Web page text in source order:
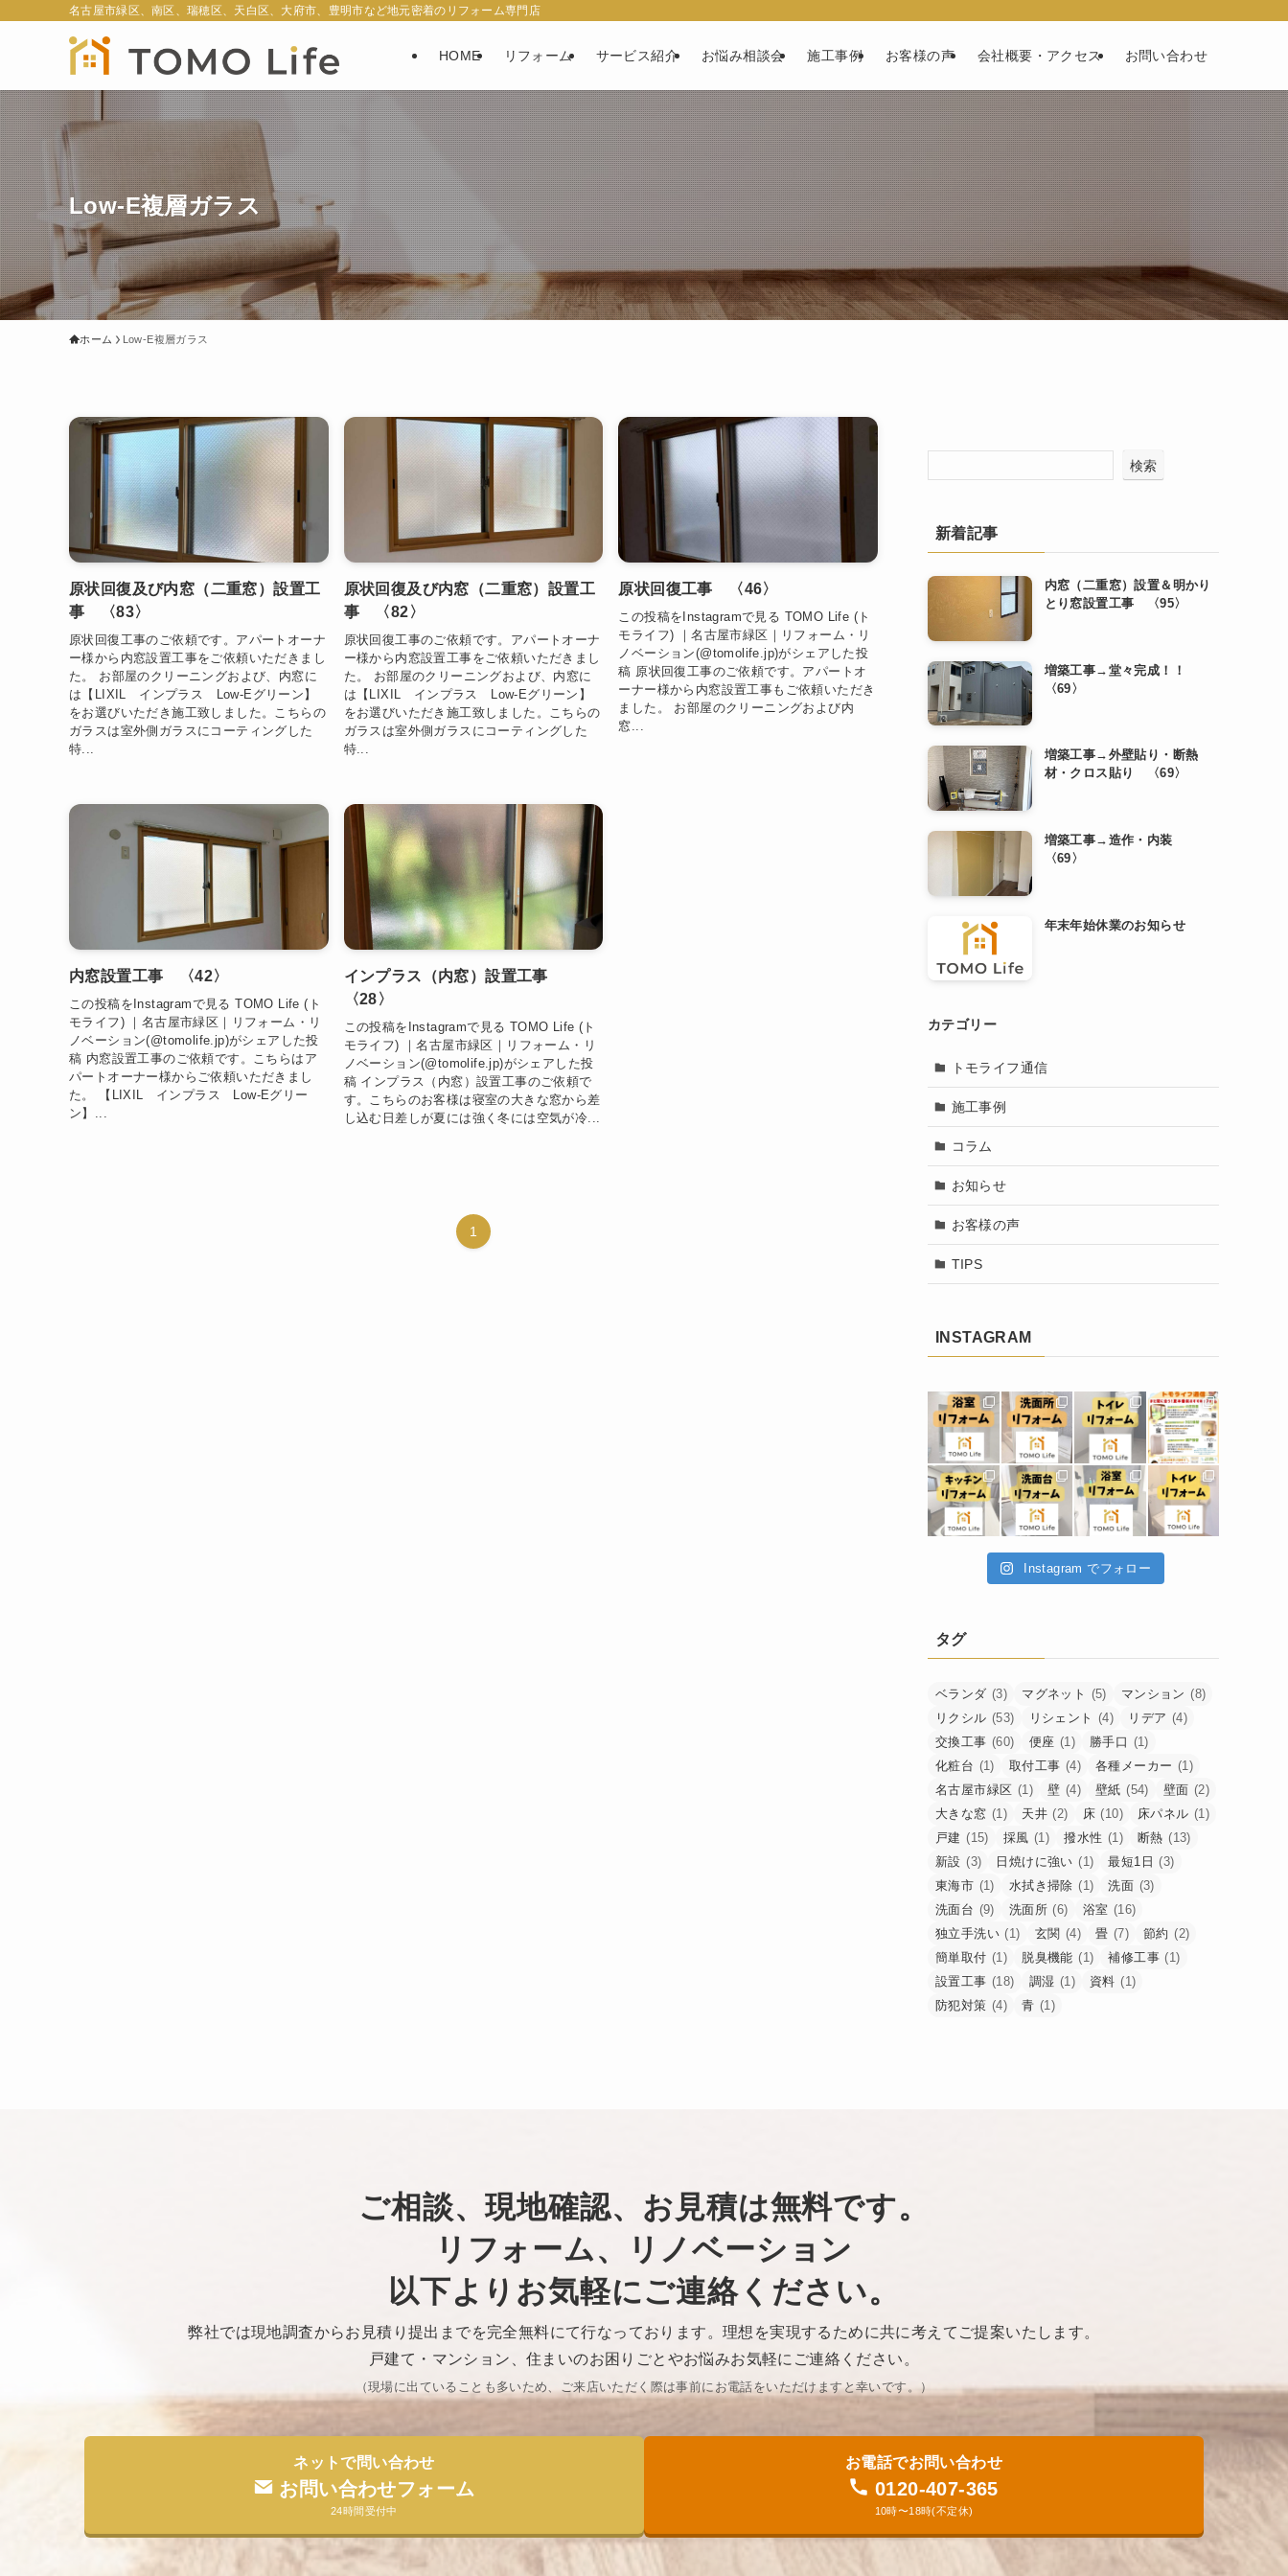
名古屋市緑区、南区、瑞穂区、天白区、大府市、豊明市など地元密着のリフォーム専門店
HOME リフォーム サービス紹介 お悩み相談会 施工事例 お客様の声 会社概要・アクセス お問い合わせ
Low-E複層ガラス
ホーム Low-E複層ガラス
原状回復及び内窓（二重窓）設置工
事 〈83〉
原状回復工事のご依頼です。アパートオーナ
ー様から内窓設置工事をご依頼いただきまし
た。 お部屋のクリーニングおよび、内窓に
は【LIXIL インプラス Low-Eグリーン】
をお選びいただき施工致しました。こちらの
ガラスは室外側ガラスにコーティングした
特...
原状回復及び内窓（二重窓）設置工
事 〈82〉
原状回復工事のご依頼です。アパートオーナ
ー様から内窓設置工事をご依頼いただきまし
た。 お部屋のクリーニングおよび、内窓に
は【LIXIL インプラス Low-Eグリーン】
をお選びいただき施工致しました。こちらの
ガラスは室外側ガラスにコーティングした
特...
原状回復工事 〈46〉
この投稿をInstagramで見る TOMO Life (ト
モライフ) ｜名古屋市緑区｜リフォーム・リ
ノベーション(@tomolife.jp)がシェアした投
稿 原状回復工事のご依頼です。アパートオ
ーナー様から内窓設置工事もご依頼いただき
ました。 お部屋のクリーニングおよび内
窓...
内窓設置工事 〈42〉
この投稿をInstagramで見る TOMO Life (ト
モライフ) ｜名古屋市緑区｜リフォーム・リ
ノベーション(@tomolife.jp)がシェアした投
稿 内窓設置工事のご依頼です。こちらはア
パートオーナー様からご依頼いただきまし
た。 【LIXIL インプラス Low-Eグリー
ン】...
インプラス（内窓）設置工事
〈28〉
この投稿をInstagramで見る TOMO Life (ト
モライフ) ｜名古屋市緑区｜リフォーム・リ
ノベーション(@tomolife.jp)がシェアした投
稿 インプラス（内窓）設置工事のご依頼で
す。こちらのお客様は寝室の大きな窓から差
し込む日差しが夏には強く冬には空気が冷...
1
検索
新着記事
内窓（二重窓）設置＆明かり
とり窓設置工事 〈95〉
増築工事→堂々完成！！
〈69〉
増築工事→外壁貼り・断熱
材・クロス貼り 〈69〉
増築工事→造作・内装
〈69〉
年末年始休業のお知らせ
カテゴリー
トモライフ通信
施工事例
コラム
お知らせ
お客様の声
TIPS
INSTAGRAM
Instagram でフォロー
タグ
ベランダ (3) マグネット (5) マンション (8)
リクシル (53) リシェント (4) リデア (4)
交換工事 (60) 便座 (1) 勝手口 (1)
化粧台 (1) 取付工事 (4) 各種メーカー (1)
名古屋市緑区 (1) 壁 (4) 壁紙 (54) 壁面 (2)
大きな窓 (1) 天井 (2) 床 (10) 床パネル (1)
戸建 (15) 採風 (1) 撥水性 (1) 断熱 (13)
新設 (3) 日焼けに強い (1) 最短1日 (3)
東海市 (1) 水拭き掃除 (1) 洗面 (3)
洗面台 (9) 洗面所 (6) 浴室 (16)
独立手洗い (1) 玄関 (4) 畳 (7) 節約 (2)
簡単取付 (1) 脱臭機能 (1) 補修工事 (1)
設置工事 (18) 調湿 (1) 資料 (1)
防犯対策 (4) 青 (1)
ご相談、現地確認、お見積は無料です。
リフォーム、リノベーション
以下よりお気軽にご連絡ください。
弊社では現地調査からお見積り提出までを完全無料にて行なっております。理想を実現するために共に考えてご提案いたします。
戸建て・マンション、住まいのお困りごとやお悩みお気軽にご連絡ください。
（現場に出ていることも多いため、ご来店いただく際は事前にお電話をいただけますと幸いです。​）
ネットで問い合わせ
お問い合わせフォーム
24時間受付中
お電話でお問い合わせ
0120-407-365
10時〜18時(不定休)